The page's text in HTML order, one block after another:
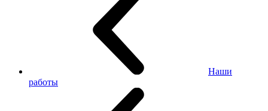
Наши
работы